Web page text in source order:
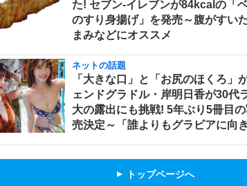
た! セブン‐イレブンが84kcalの「
のすり身揚げ」を発売～腹がすい
まみなどにオススメ
ネットの話題
「大きな口」と「お尻のほくろ」
ェンドグラドル・岸明日香が30代
大の露出にも挑戦! 5年ぶり5冊目
売決定～「誰よりもグラビアに向
▲ トップページへ